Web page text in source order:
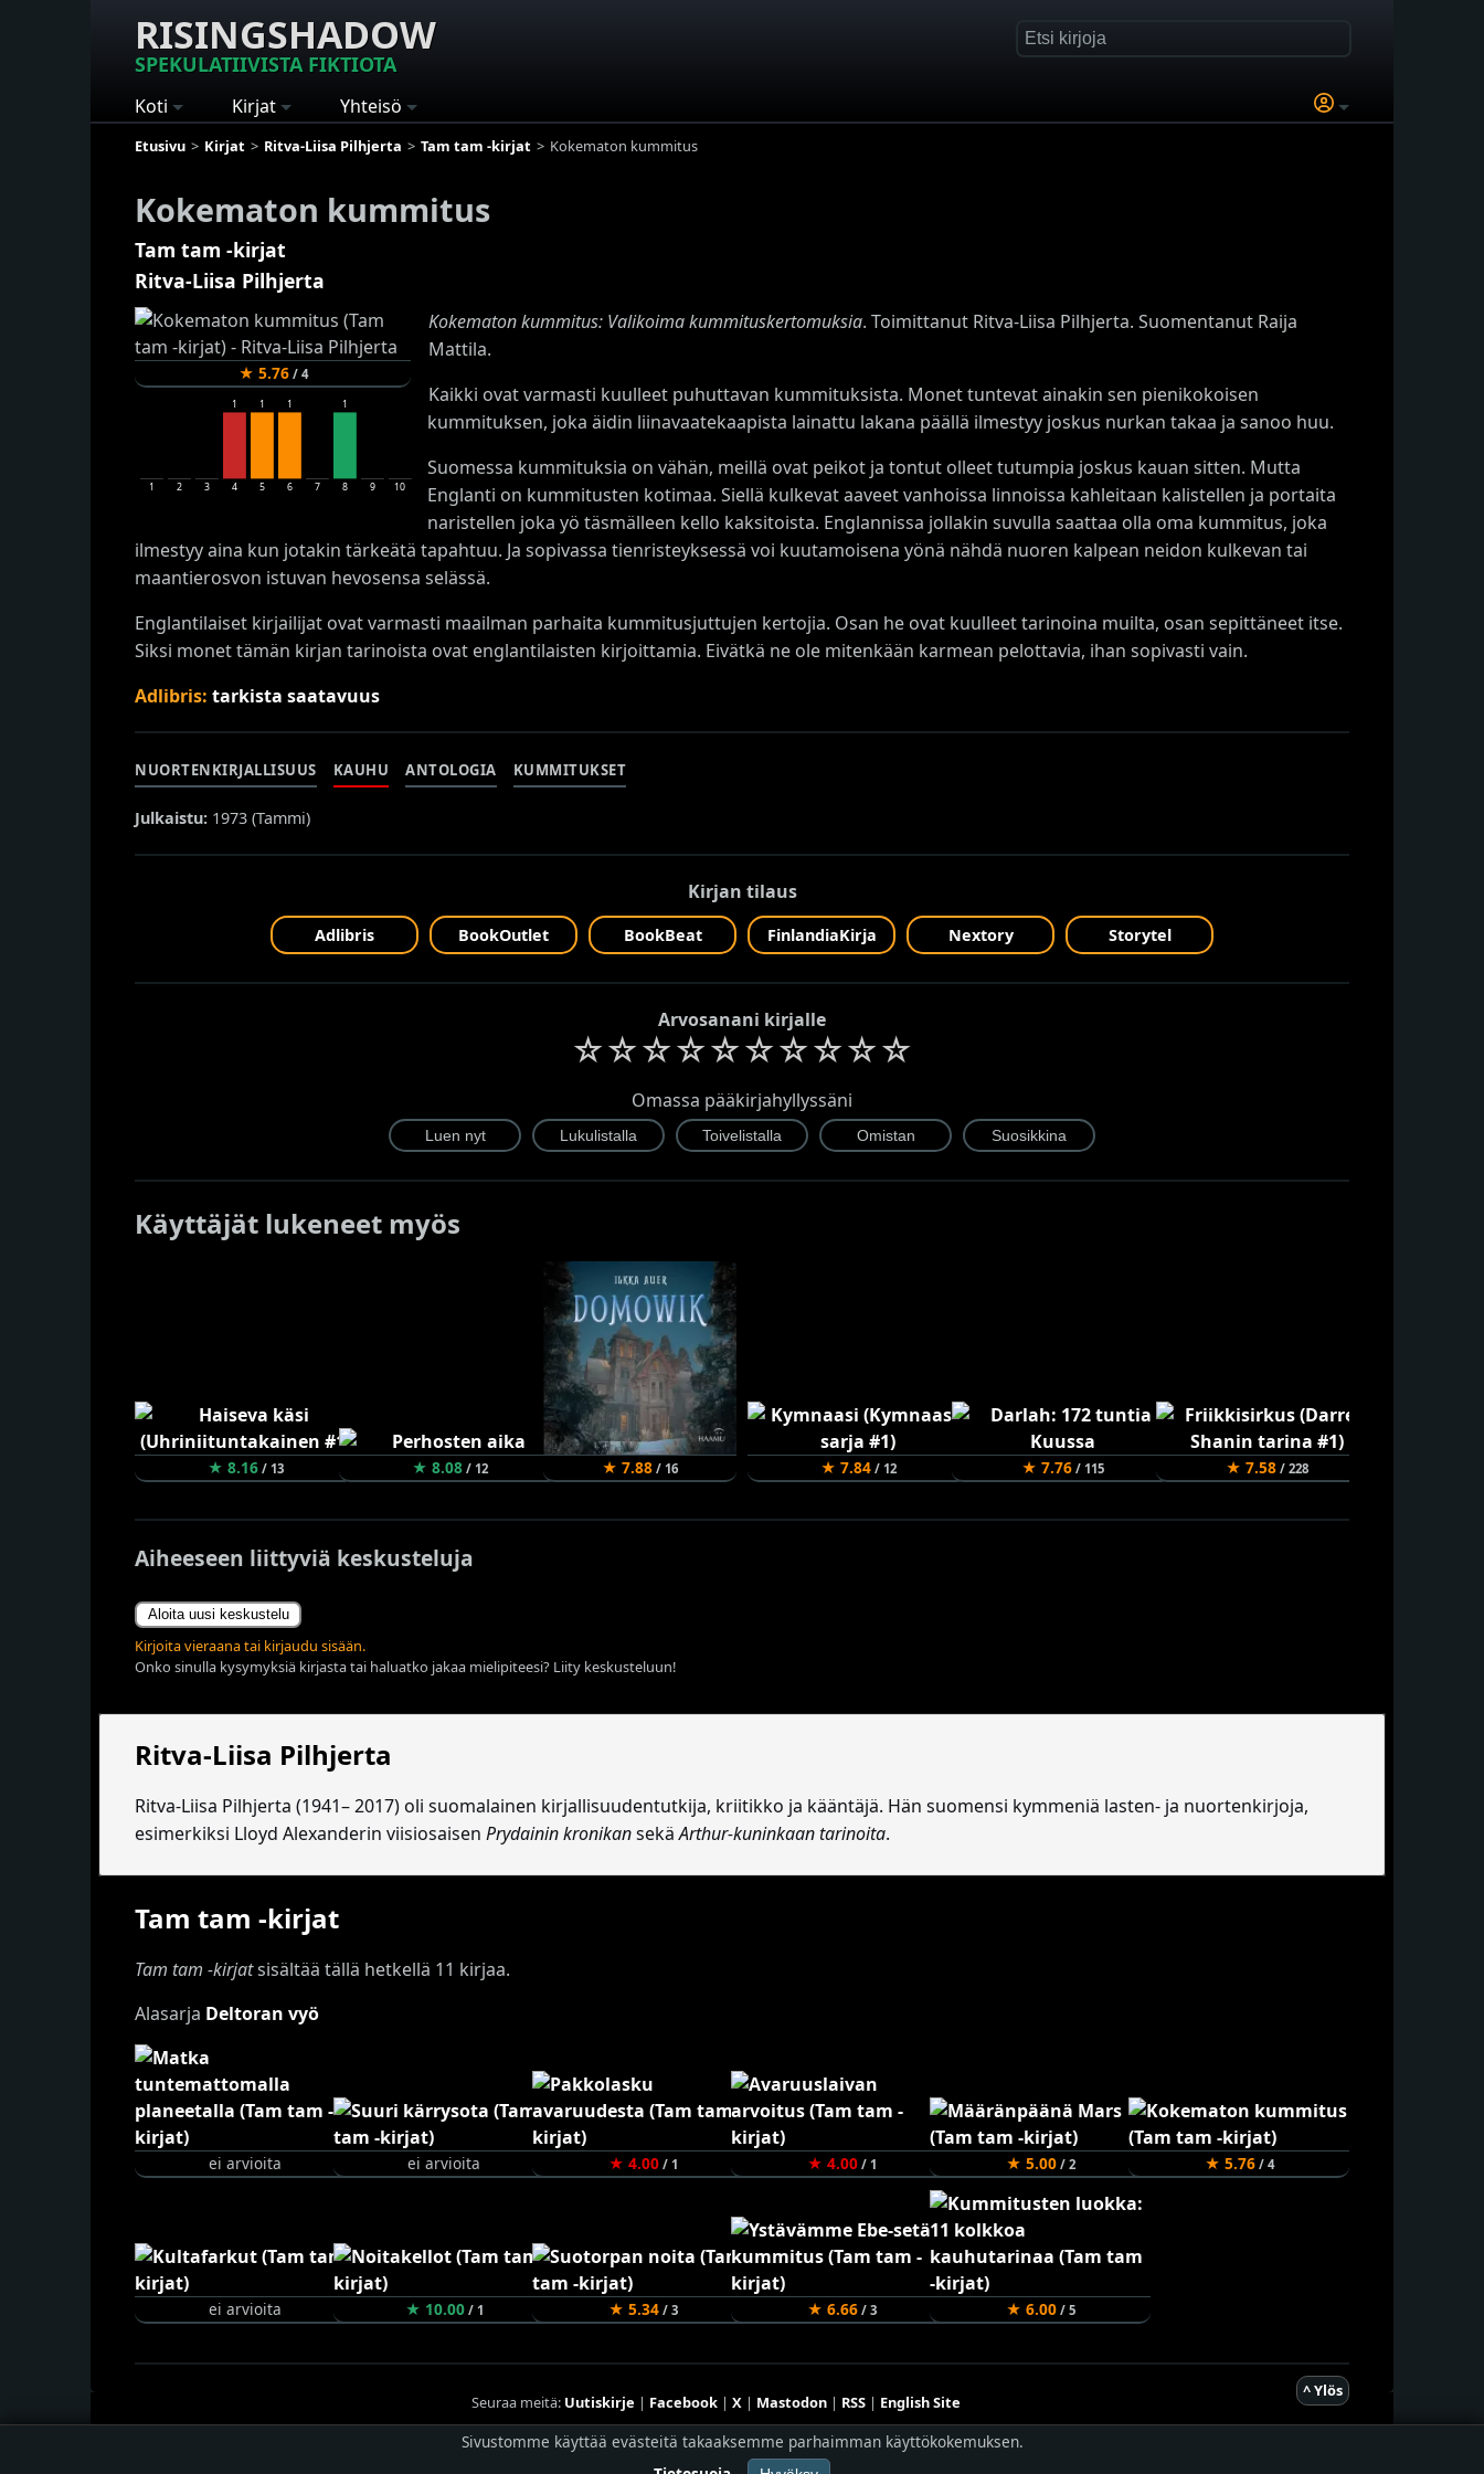
RISINGSHADOW
SPEKULATIIVISTA FIKTIOTA
Koti Kirjat Yhteisö
Etusivu Kirjat Ritva-Liisa Pilhjerta Tam tam -kirjat Kokematon kummitus
Kokematon kummitus
Tam tam -kirjat
Ritva-Liisa Pilhjerta
★ 5.76/ 4
1 2 3
1
4
1
5
1
6 7
1
8 9 10
Kokematon kummitus: Valikoima kummituskertomuksia. Toimittanut Ritva-Liisa Pilhjerta. Suomentanut Raija
Mattila.
Kaikki ovat varmasti kuulleet puhuttavan kummituksista. Monet tuntevat ainakin sen pienikokoisen
kummituksen, joka äidin liinavaatekaapista lainattu lakana päällä ilmestyy joskus nurkan takaa ja sanoo huu.
Suomessa kummituksia on vähän, meillä ovat peikot ja tontut olleet tutumpia joskus kauan sitten. Mutta
Englanti on kummitusten kotimaa. Siellä kulkevat aaveet vanhoissa linnoissa kahleitaan kalistellen ja portaita
naristellen joka yö täsmälleen kello kaksitoista. Englannissa jollakin suvulla saattaa olla oma kummitus, joka
ilmestyy aina kun jotakin tärkeätä tapahtuu. Ja sopivassa tienristeyksessä voi kuutamoisena yönä nähdä nuoren kalpean neidon kulkevan tai
maantierosvon istuvan hevosensa selässä.
Englantilaiset kirjailijat ovat varmasti maailman parhaita kummitusjuttujen kertojia. Osan he ovat kuulleet tarinoina muilta, osan sepittäneet itse.
Siksi monet tämän kirjan tarinoista ovat englantilaisten kirjoittamia. Eivätkä ne ole mitenkään karmean pelottavia, ihan sopivasti vain.
Adlibris: tarkista saatavuus
NUORTENKIRJALLISUUS KAUHU ANTOLOGIA KUMMITUKSET
Julkaistu: 1973 (Tammi)
Kirjan tilaus
Adlibris BookOutlet BookBeat FinlandiaKirja Nextory Storytel
Arvosanani kirjalle
☆☆☆☆☆☆☆☆☆☆
Omassa pääkirjahyllyssäni
Käyttäjät lukeneet myös
★ 8.16/ 13 ★ 8.08/ 12 ★ 7.88 / 16 ★ 7.84/ 12 ★ 7.76/ 115 ★ 7.58/ 228
Aiheeseen liittyviä keskusteluja
Aloita uusi keskustelu
Kirjoita vieraana tai kirjaudu sisään.
Onko sinulla kysymyksiä kirjasta tai haluatko jakaa mielipiteesi? Liity keskusteluun!
Ritva-Liisa Pilhjerta
Ritva-Liisa Pilhjerta (1941– 2017) oli suomalainen kirjallisuudentutkija, kriitikko ja kääntäjä. Hän suomensi kymmeniä lasten- ja nuortenkirjoja,
esimerkiksi Lloyd Alexanderin viisiosaisen Prydainin kronikansekäArthur-kuninkaan tarinoita.
Tam tam -kirjat
Tam tam -kirjatsisältää tällä hetkellä 11 kirjaa.
Alasarja Deltoran vyö
ei arvioita ei arvioita ★ 4.00/ 1 ★ 4.00/ 1 ★ 5.00/ 2 ★ 5.76/ 4
ei arvioita ★ 10.00/ 1 ★ 5.34/ 3 ★ 6.66/ 3 ★ 6.00/ 5
^ Ylös
Seuraa meitä: Uutiskirje | Facebook| X | Mastodon| RSS| English Site
Hostingpalvelun tarjoaaPlaneetta Internet Oy
© 1996 - 2026 Risingshadow. Kaikki oikeudet pidätetään.
Sivustomme käyttää evästeitä takaaksemme parhaimman käyttökokemuksen.